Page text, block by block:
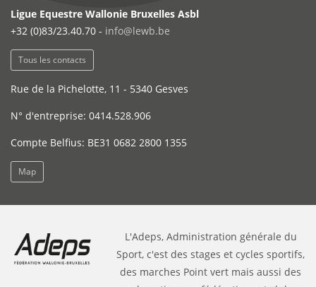
Ligue Equestre Wallonie Bruxelles Asbl
+32 (0)83/23.40.70 - info@lewb.be
Tous les contacts
Rue de la Pichelotte, 11 - 5340 Gesves
N° d'entreprise: 0414.528.906
Compte Belfius: BE31 0682 2800 1355
Map
L'Adeps, Administration générale du
Sport, c'est des stages et cycles sportifs,
des marches Point vert mais aussi des